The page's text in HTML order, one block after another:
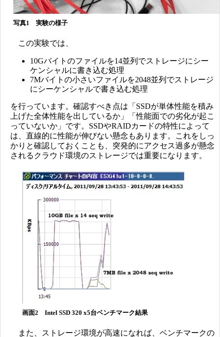
写真1 実験の様子
この実験では、
10Gバイトのファイルを14並列でストレージにシー
ケンシャルに書き込む処理
7Mバイトの小さいファイルを2048並列でストレージ
にシーケンシャルで書き込む処理
を行っています。確認すべき点は「SSDが単体性能を積み
上げた全体性能を出しているか」「性能面での劣化が起こ
っていないか」です。SSDやRAIDカードの特性によって
は、直線的に性能が伸びない懸念もあります。これをしっ
かりと確認しておくことも、突発的にアクセス過多が懸念
されるクラウド環境のストレージでは重要になります。
画面2 Intel SSD 320 x5台ベンチマーク結果
また、ストレージ環境が高速になれば、ベンチマークの